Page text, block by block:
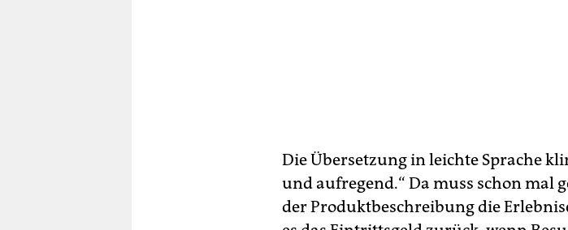
Die Übersetzung in leichte Sprache
und aufregend.“ Da muss schon mal
der Produktbeschreibung die